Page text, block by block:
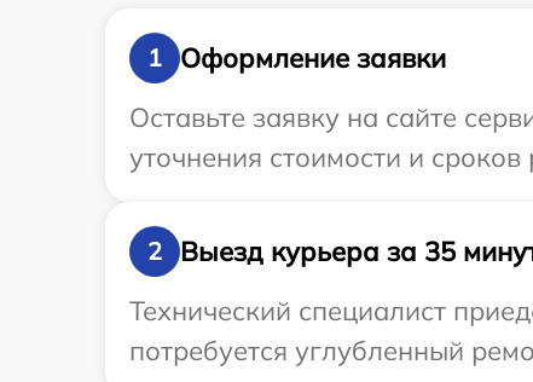
1
Оформление заявки
Оставьте заявку на сайте
уточнения стоимости и
2
Выезд курьера за 35
Технический специалист
потребуется углубленный